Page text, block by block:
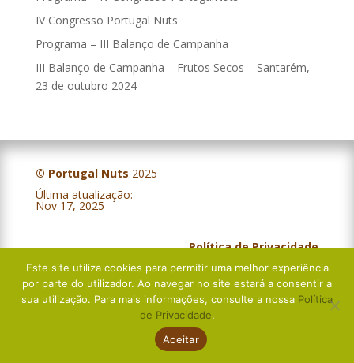
IV Congresso Portugal Nuts
Programa – III Balanço de Campanha
III Balanço de Campanha – Frutos Secos – Santarém,
23 de outubro 2024
© Portugal Nuts 2025
Última atualização:
Nov 17, 2025
Política de Privacidade
Livro de Reclamações
Este site utiliza cookies para permitir uma melhor experiência
por parte do utilizador. Ao navegar no site estará a consentir a
sua utilização. Para mais informações, consulte a nossa Política
de Privacidade.
Aceitar